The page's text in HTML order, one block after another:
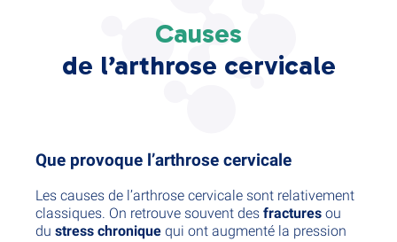
Causes
de l’arthrose cervicale
Que provoque l’arthrose cervicale
Les causes de l’arthrose cervicale sont relativement
classiques. On retrouve souvent des fractures ou
du stress chronique qui ont augmenté la pression